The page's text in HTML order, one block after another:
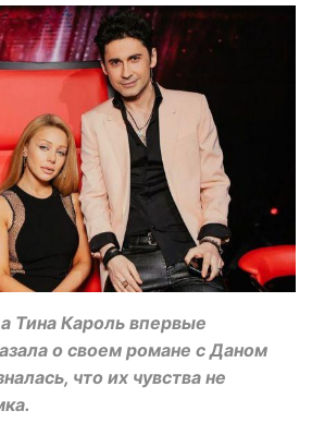
Тина Кароль впервые
о своем романе с Даном
что их чувства не